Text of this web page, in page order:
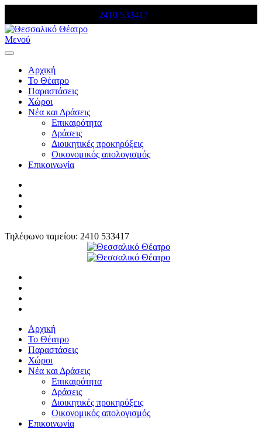
2410 533417
Μενού
Αρχική
Το Θέατρο
Παραστάσεις
Χώροι
Νέα και Δράσεις
Επικαιρότητα
Δράσεις
Διοικητικές προκηρύξεις
Οικονομικός απολογισμός
Επικοινωνία
Τηλέφωνο ταμείου: 2410 533417
Αρχική
Το Θέατρο
Παραστάσεις
Χώροι
Νέα και Δράσεις
Επικαιρότητα
Δράσεις
Διοικητικές προκηρύξεις
Οικονομικός απολογισμός
Επικοινωνία